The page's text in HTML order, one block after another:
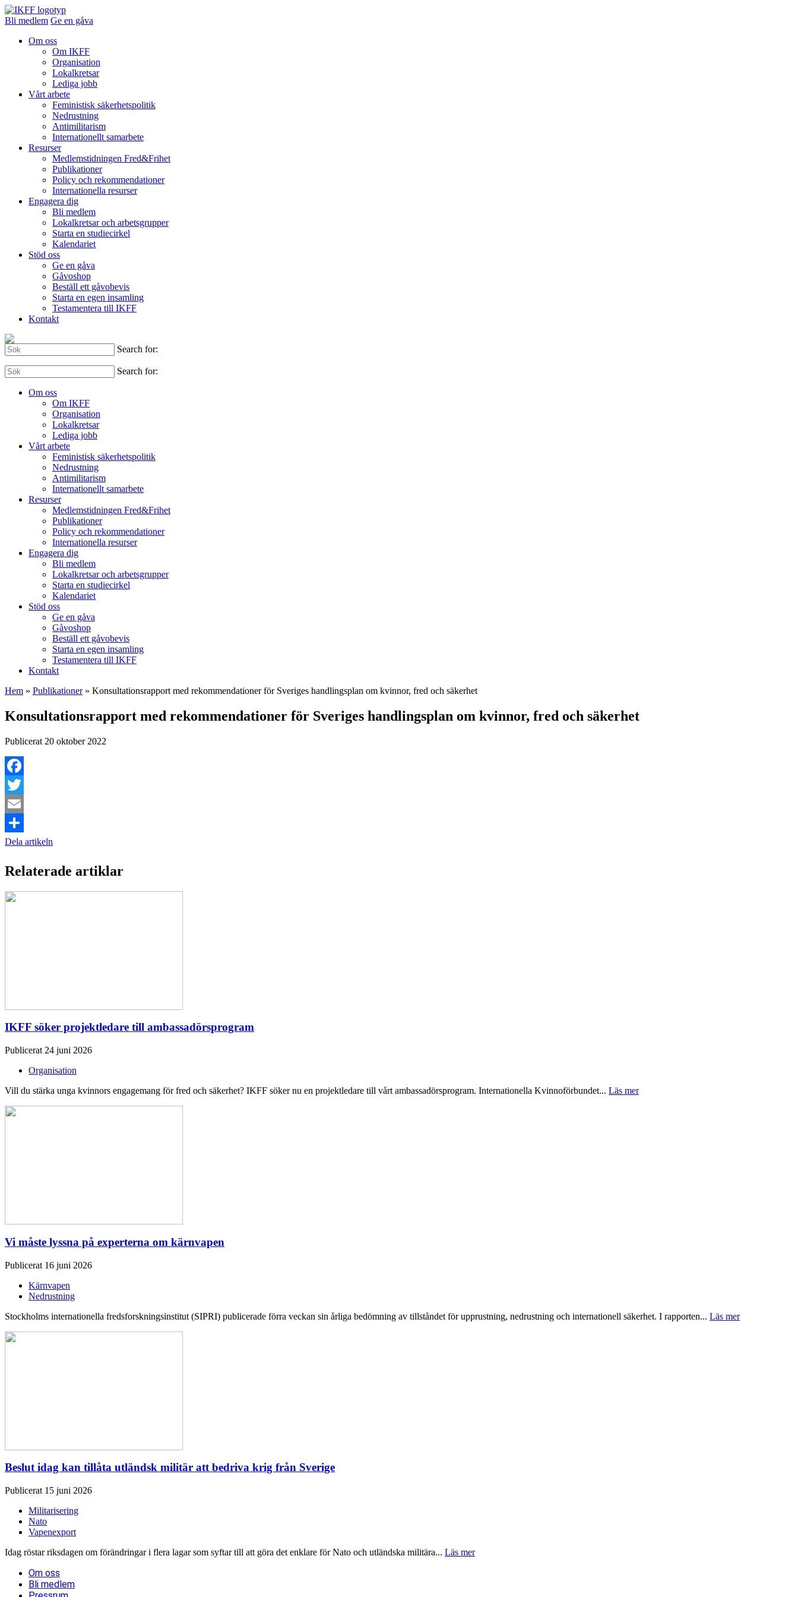
Bli medlem Ge en gåva
Om oss
Om IKFF
Organisation
Lokalkretsar
Lediga jobb
Vårt arbete
Feministisk säkerhetspolitik
Nedrustning
Antimilitarism
Internationellt samarbete
Resurser
Medlemstidningen Fred&Frihet
Publikationer
Policy och rekommendationer
Internationella resurser
Engagera dig
Bli medlem
Lokalkretsar och arbetsgrupper
Starta en studiecirkel
Kalendariet
Stöd oss
Ge en gåva
Gåvoshop
Beställ ett gåvobevis
Starta en egen insamling
Testamentera till IKFF
Kontakt
Search for:
Search for:
Om oss
Om IKFF
Organisation
Lokalkretsar
Lediga jobb
Vårt arbete
Feministisk säkerhetspolitik
Nedrustning
Antimilitarism
Internationellt samarbete
Resurser
Medlemstidningen Fred&Frihet
Publikationer
Policy och rekommendationer
Internationella resurser
Engagera dig
Bli medlem
Lokalkretsar och arbetsgrupper
Starta en studiecirkel
Kalendariet
Stöd oss
Ge en gåva
Gåvoshop
Beställ ett gåvobevis
Starta en egen insamling
Testamentera till IKFF
Kontakt
Hem » Publikationer » Konsultationsrapport med rekommendationer för Sveriges handlingsplan om kvinnor, fred och säkerhet
Konsultationsrapport med rekommendationer för Sveriges handlingsplan om kvinnor, fred och säkerhet
Publicerat 20 oktober 2022
Facebook
Twitter
Email
Dela artikeln
Relaterade artiklar
IKFF söker projektledare till ambassadörsprogram
Publicerat 24 juni 2026
Organisation
Vill du stärka unga kvinnors engagemang för fred och säkerhet? IKFF söker nu en projektledare till vårt ambassadörsprogram. Internationella Kvinnoförbundet... Läs mer
Vi måste lyssna på experterna om kärnvapen
Publicerat 16 juni 2026
Kärnvapen
Nedrustning
Stockholms internationella fredsforskningsinstitut (SIPRI) publicerade förra veckan sin årliga bedömning av tillståndet för upprustning, nedrustning och internationell säkerhet. I rapporten... Läs mer
Beslut idag kan tillåta utländsk militär att bedriva krig från Sverige
Publicerat 15 juni 2026
Militarisering
Nato
Vapenexport
Idag röstar riksdagen om förändringar i flera lagar som syftar till att göra det enklare för Nato och utländska militära... Läs mer
Om oss
Bli medlem